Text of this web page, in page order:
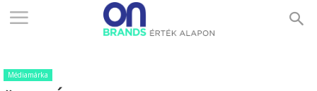
ONBRANDS
–
Médiamárka